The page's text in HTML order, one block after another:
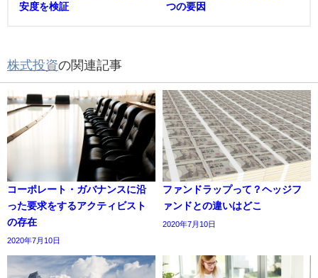
安度を検証
つの要因
株式投資の関連記事
コーポレート・ガバナンスに沿
った要求をするアクティビスト
の存在
2020年7月10日
ファンドラップって？ヘッジフ
ァンドとの違いはどこ
2020年7月10日